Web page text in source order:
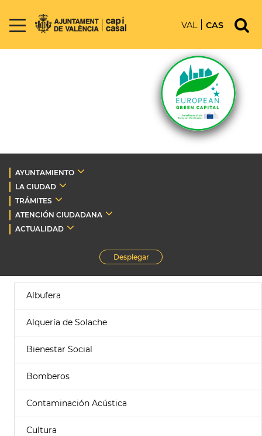
VAL CAS
AYUNTAMIENTO
LA CIUDAD
TRÁMITES
ATENCIÓN CIUDADANA
ACTUALIDAD
Desplegar
Albufera
Alquería de Solache
Bienestar Social
Bomberos
Contaminación Acústica
Cultura